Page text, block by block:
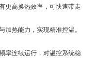
高换热效率，可快速带走
热能力，实现精准控温。
连续运行，对温控系统稳